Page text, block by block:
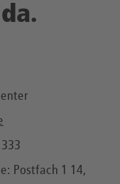
Postfach 1 14,